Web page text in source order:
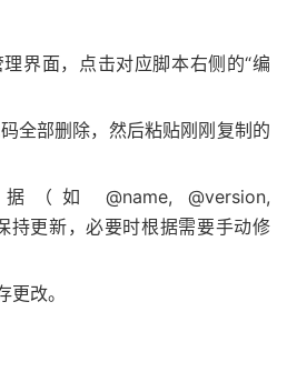
界面，点击对应脚本右侧的“编
全部删除，然后粘贴刚刚复制的
如 @name, @version,
持更新，必要时根据需要手动修
更改。